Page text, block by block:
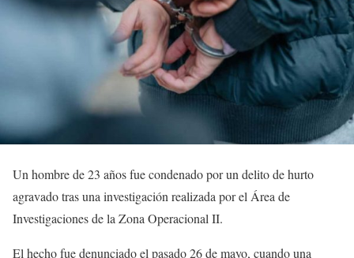
Un hombre de 23 años fue condenado por un delito de hurto
agravado tras una investigación realizada por el Área de
Investigaciones de la Zona Operacional II.
El hecho fue denunciado el pasado 26 de mayo, cuando una